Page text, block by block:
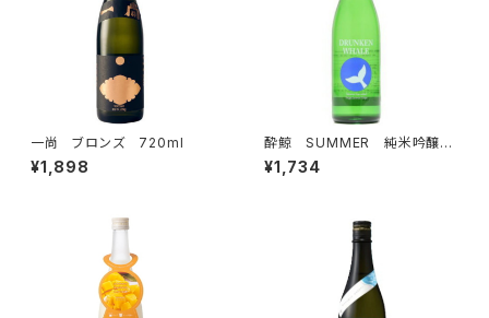
一尚 ブロンズ 720ml
¥1,898
酔鯨 SUMMER 純米吟醸
吟麗 720ml
¥1,734